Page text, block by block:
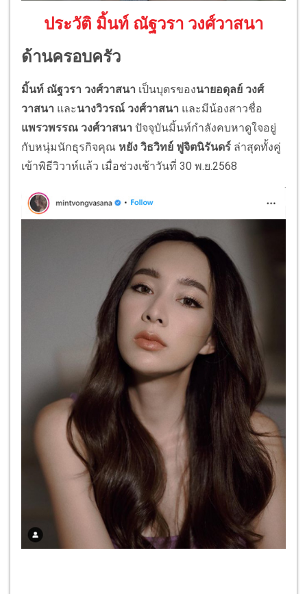
ประวัติ มิ้นท์ ณัฐวรา วงศ์วาสนา
ด้านครอบครัว
มิ้นท์ ณัฐวรา วงศ์วาสนา เป็นบุตรของนายอดุลย์ วงศ์
วาสนา และนางวิวรณ์ วงศ์วาสนา และมีน้องสาวชื่อ
แพรวพรรณ วงศ์วาสนา ปัจจุบันมิ้นท์กำลังคบหาดูใจอยู่
กับหนุ่มนักธุรกิจคุณ หยัง วิธวิทย์ ฟูจิตนิรันดร์ ล่าสุดทั้งคู่
เข้าพิธีวิวาห์แล้ว เมื่อช่วงเช้าวันที่ 30 พ.ย.2568